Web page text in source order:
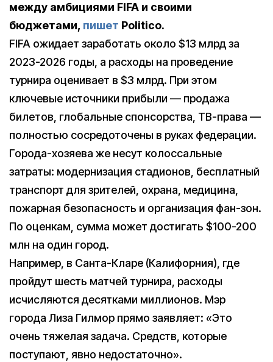
между амбициями FIFA и своими
бюджетами, пишет Politico.
FIFA ожидает заработать около $13 млрд за
2023-2026 годы, а расходы на проведение
турнира оценивает в $3 млрд. При этом
ключевые источники прибыли — продажа
билетов, глобальные спонсорства, ТВ-права —
полностью сосредоточены в руках федерации.
Города-хозяева же несут колоссальные
затраты: модернизация стадионов, бесплатный
транспорт для зрителей, охрана, медицина,
пожарная безопасность и организация фан-зон.
По оценкам, сумма может достигать $100-200
млн на один город.
Например, в Санта-Кларе (Калифорния), где
пройдут шесть матчей турнира, расходы
исчисляются десятками миллионов. Мэр
города Лиза Гилмор прямо заявляет: «Это
очень тяжелая задача. Средств, которые
поступают, явно недостаточно».